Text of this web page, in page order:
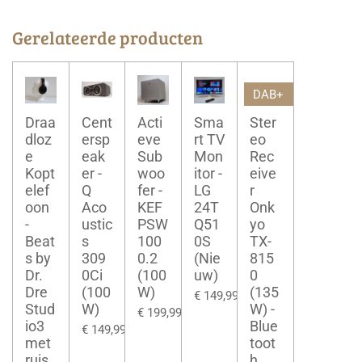
Gerelateerde producten
Draa
dloz
e
Kopt
elef
oon
-
Beat
s by
Dr.
Dre
Stud
io3
met
Cent
ersp
eak
er -
Q
Aco
ustic
s
309
0Ci
(100
W)
€ 149,99
Acti
eve
Sub
woo
fer -
KEF
PSW
100
0.2
(100
W)
€ 199,99
Sma
rt TV
Mon
itor -
LG
24T
Q51
0S
(Nie
uw)
€ 149,99
DAB+
Ster
eo
Rec
eive
r
Onk
yo
TX-
815
0
(135
W) -
Blue
toot